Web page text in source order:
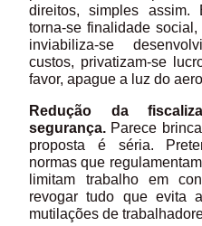
direitos, simples assim.
torna-se finalidade
inviabiliza-se
custos, privatizam-se
favor, apague a luz do
Redução da
segurança. Parece
proposta é séria.
normas que
limitam trabalho em
revogar tudo que evita
mutilações de